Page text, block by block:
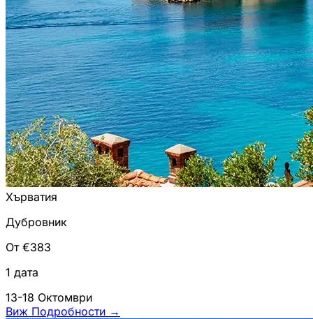
Хърватия
Дубровник
От €383
1 дата
13-18 Октомври
Виж Подробности →